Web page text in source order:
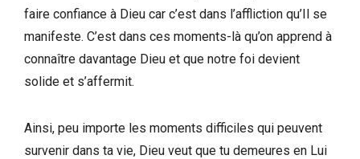
faire confiance à Dieu car c’est dans l’affliction qu’Il se
manifeste. C’est dans ces moments-là qu’on apprend à
connaître davantage Dieu et que notre foi devient
solide et s’affermit.
Ainsi, peu importe les moments difficiles qui peuvent
survenir dans ta vie, Dieu veut que tu demeures en Lui